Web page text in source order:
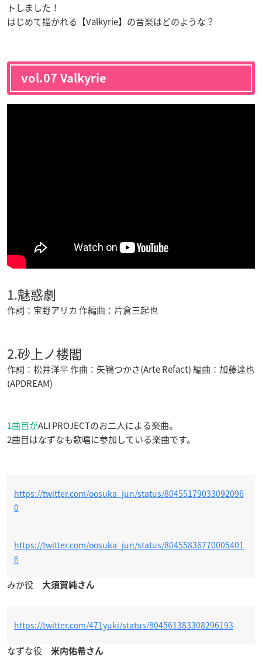
トしました！
はじめて描かれる【Valkyrie】の音楽はどのような？
vol.07 Valkyrie
1.魅惑劇
作詞：宝野アリカ 作編曲：片倉三起也
2.砂上ノ楼閣
作詞：松井洋平 作曲：矢鴇つかさ(Arte Refact) 編曲：加藤達也
(APDREAM)
1曲目がALI PROJECTのお二人による楽曲。
2曲目はなずなも歌唱に参加している楽曲です。
https://twitter.com/oosuka_jun/status/80455179033092096
0
https://twitter.com/oosuka_jun/status/80455836770005401
6
みか役 大須賀純さん
https://twitter.com/471yuki/status/804561383308296193
なずな役 米内佑希さん